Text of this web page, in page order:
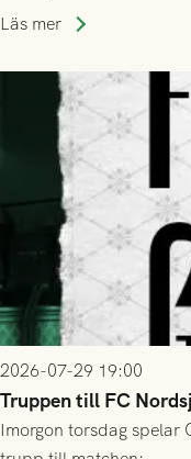
Läs mer
2026-07-29 19:00
Truppen till FC
Imorgon torsdag spelar